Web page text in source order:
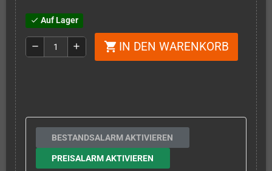
check Auf Lager
remove add shopping_cart IN DEN WARENKORB
BESTANDSALARM AKTIVIEREN
PREISALARM AKTIVIEREN